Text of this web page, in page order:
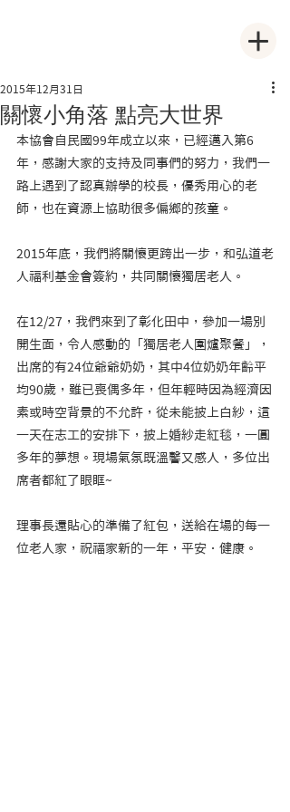
關懷小角落 點亮大世界
2015年12月31日
本協會自民國99年成立以來，已經邁入第6
年，感謝大家的支持及同事們的努力，我們一
路上遇到了認真辦學的校長，優秀用心的老
師，也在資源上協助很多偏鄉的孩童。
2015年底，我們將關懷更跨出一步，和弘道老
人福利基金會簽約，共同關懷獨居老人。
在12/27，我們來到了彰化田中，參加一場別
開生面，令人感動的「獨居老人圍爐聚餐」，
出席的有24位爺爺奶奶，其中4位奶奶年齡平
均90歲，雖已喪偶多年，但年輕時因為經濟因
素或時空背景的不允許，從未能披上白紗，這
一天在志工的安排下，披上婚紗走紅毯，一圓
多年的夢想。現場氣氛既溫馨又感人，多位出
席者都紅了眼眶~
理事長還貼心的準備了紅包，送給在場的每一
位老人家，祝福家新的一年，平安．健康。